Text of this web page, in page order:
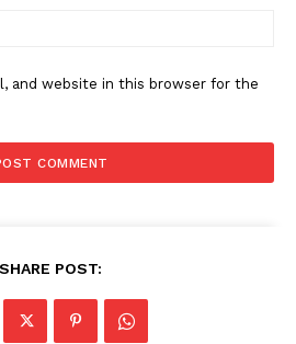
and website in this browser for the
SHARE POST: